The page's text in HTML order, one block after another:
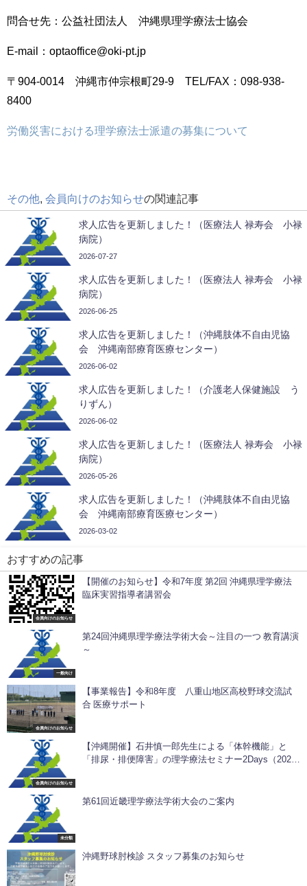
問合せ先：公益社団法人 沖縄県理学療法士協会
E-mail：optaoffice@oki-pt.jp
〒904-0014 沖縄市仲宗根町29-9 TEL/FAX：098-938-
8400
労働災害における理学療法士派遣の募集について
その他 会員向けのお知らせの関連記事
求人広告を更新しました！（医療法人 禄寿会 小禄
病院）
2026-07-27
求人広告を更新しました！（医療法人 禄寿会 小禄
病院）
2026-06-25
求人広告を更新しました！（沖縄肢体不自由児協
会 沖縄南部療育医療センター）
2026-06-02
求人広告を更新しました！（介護老人保健施設 う
りずん）
2026-06-02
求人広告を更新しました！（医療法人 禄寿会 小禄
病院）
2026-05-26
求人広告を更新しました！（沖縄肢体不自由児協
会 沖縄南部療育医療センター）
2026-03-02
おすすめの記事
会員向けのお知らせ
【開催のお知らせ】令和7年度 第2回 沖縄県理学療法
臨床実習指導者講習会
一般向け
第24回沖縄県理学療法学術大会～注目の一つ 教育講演
～
会員向けのお知らせ
【事業報告】令和8年度 八重山地区高校野球交流試
合 医療サポート
会員向けのお知らせ
【沖縄開催】石井慎一郎先生による「体幹機能」と
「排尿・排便障害」の理学療法セミナー2Days（2026
未分類
第61回近畿理学療法学術大会のご案内
沖縄野球肘検診 スタッフ募集のお知らせ